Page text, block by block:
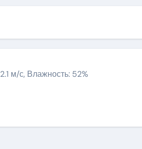
м/с, Влажность: 52%